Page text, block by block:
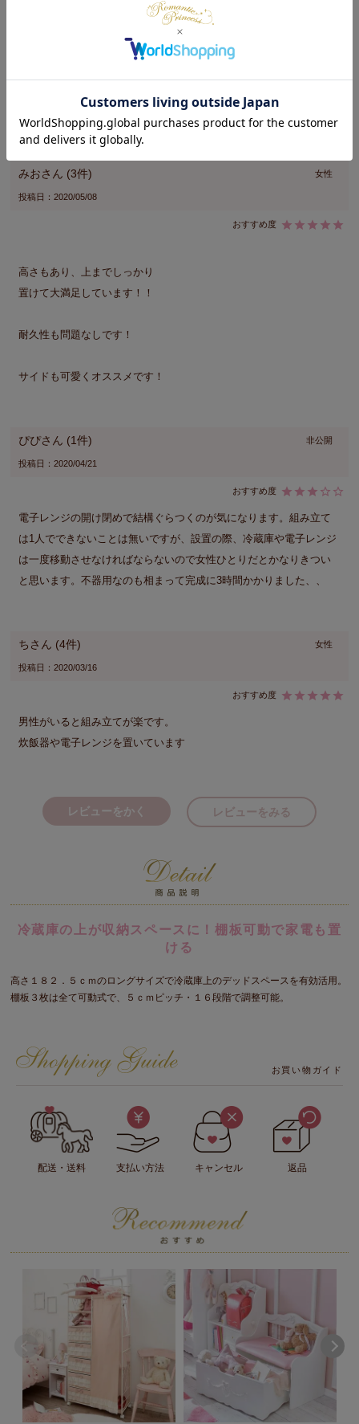
デザインも可愛いし、意外と軽いので女性一人でも組み立てれる方
で、星４です。
みお 3 女性
投稿日 2020/05/08
高さもあり、上までしっかり
置けて大満足しています！！
耐久性も問題なしです！
サイドも可愛くオススメです！
ぴぴ 1 非公開
投稿日 2020/04/21
電子レンジの開け閉めで結構ぐらつくのが気になります。組み立て
は1人でできないことは無いですが、設置の際、冷蔵庫や電子レンジ
は一度移動させなければならないので女性ひとりだとかなりきつい
と思います。不器用なのも相まって完成に3時間かかりました、、
ち 4 女性
投稿日 2020/03/16
男性がいると組み立てが楽です。
炊飯器や電子レンジを置いています
レビューをかく レビューをみる
冷蔵庫の上が収納スペースに！棚板可動で家電も置
ける
高さ１８２．５ｃｍのロングサイズで冷蔵庫上のデッドスペースを有効活用。
棚板３枚は全て可動式で、５ｃｍピッチ・１６段階で調整可能。
お買い物ガイド
配送・送料 支払い方法 キャンセル 返品